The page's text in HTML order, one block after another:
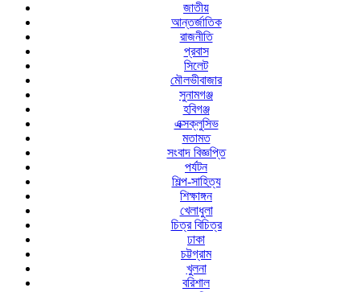
জাতীয়
আন্তর্জাতিক
রাজনীতি
প্রবাস
সিলেট
মৌলভীবাজার
সুনামগঞ্জ
হবিগঞ্জ
এক্সক্লুসিভ
মতামত
সংবাদ বিজ্ঞপ্তি
পর্যটন
শিল্প-সাহিত্য
শিক্ষাঙ্গন
খেলাধুলা
চিত্র বিচিত্র
ঢাকা
চট্টগ্রাম
খুলনা
বরিশাল